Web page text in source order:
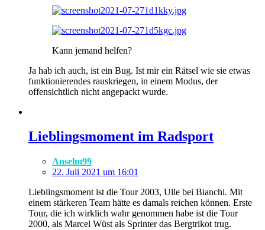
Kann jemand helfen?
Ja hab ich auch, ist ein Bug. Ist mir ein Rätsel wie sie etwas
funktionierendes rauskriegen, in einem Modus, der
offensichtlich nicht angepackt wurde.
Lieblingsmoment im Radsport
Anselm99
22. Juli 2021 um 16:01
Lieblingsmoment ist die Tour 2003, Ulle bei Bianchi. Mit
einem stärkeren Team hätte es damals reichen können. Erste
Tour, die ich wirklich wahr genommen habe ist die Tour
2000, als Marcel Wüst als Sprinter das Bergtrikot trug.